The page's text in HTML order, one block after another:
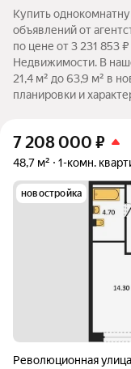
Купить
объявлений от
по цене от 3 231 853
Недвижимости. В
21,4 м² до 63,9 м² в
планировки и
7 208 000 ₽
48,7 м² 1-комн.
новостройка
Революционная улица